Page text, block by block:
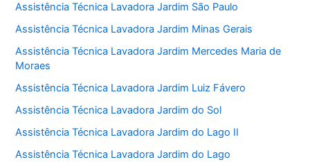
Assistência Técnica Lavadora Jardim São Paulo
Assistência Técnica Lavadora Jardim Minas Gerais
Assistência Técnica Lavadora Jardim Mercedes Maria de
Moraes
Assistência Técnica Lavadora Jardim Luiz Fávero
Assistência Técnica Lavadora Jardim do Sol
Assistência Técnica Lavadora Jardim do Lago II
Assistência Técnica Lavadora Jardim do Lago